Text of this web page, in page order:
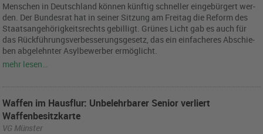
Men­schen in Deutsch­land kön­nen künf­tig schnel­ler ein­ge­bür­gert wer­
den. Der Bun­des­rat hat in sei­ner Sit­zung am Frei­tag die Re­form des
Staats­an­ge­hö­rig­keits­rechts ge­bil­ligt. Grü­nes Licht gab es auch für
das Rück­füh­rungs­ver­bes­se­rungs­ge­setz, das ein ein­fa­che­res Ab­schie­
ben ab­ge­lehn­ter Asyl­be­wer­ber er­mög­licht.
mehr lesen…
Waffen im Hausflur: Unbelehrbarer Senior verliert
Waffenbesitzkarte
VG Münster